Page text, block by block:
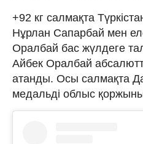
+92 кг салмақта
Нұрлан Сапарбай мен
Оралбай бас жүлдеге
Айбек Оралбай
атанды. Осы салмақта
медальді облыс